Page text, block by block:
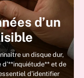
d’un
un disque dur,
et de
d’identifier